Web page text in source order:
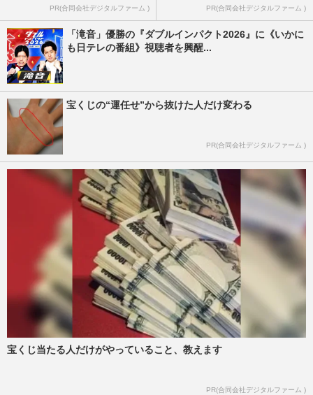
PR(合同会社デジタルファーム ) PR(合同会社デジタルファーム )
「滝音」優勝の『ダブルインパクト2026』に《いかに
も日テレの番組》視聴者を興醒...
宝くじの“運任せ”から抜けた人だけ変わる
PR(合同会社デジタルファーム )
宝くじ当たる人だけがやっていること、教えます
PR(合同会社デジタルファーム )